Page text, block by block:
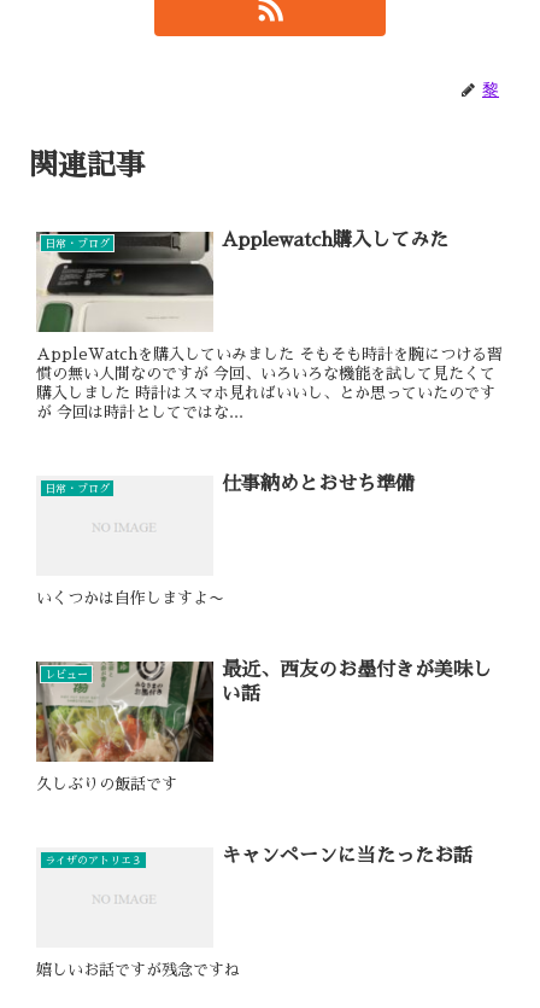
黎
関連記事
日常・ブログ Applewatch購入してみた
AppleWatchを購入していみました そもそも時計を腕につける習
慣の無い人間なのですが 今回、いろいろな機能を試して見たくて
購入しました 時計はスマホ見ればいいし、とか思っていたのです
が 今回は時計としてではな...
日常・ブログ 仕事納めとおせち準備
いくつかは自作しますよ〜
レビュー
最近、西友のお墨付きが美味し
い話
久しぶりの飯話です
ライザのアトリエ３ キャンペーンに当たったお話
嬉しいお話ですが残念ですね